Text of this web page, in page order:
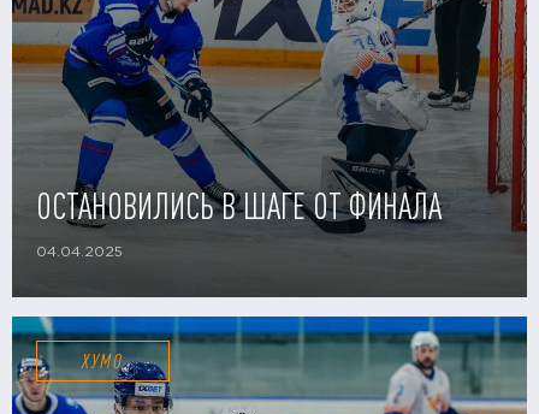
ОСТАНОВИЛИСЬ В ШАГЕ ОТ ФИНАЛА
04.04.2025
ХУМО